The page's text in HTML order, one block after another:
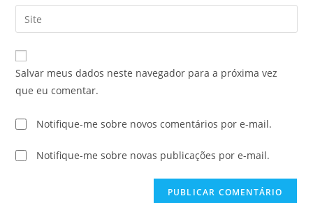
Salvar meus dados neste navegador para a próxima vez
que eu comentar.
Notifique-me sobre novos comentários por e-mail.
Notifique-me sobre novas publicações por e-mail.